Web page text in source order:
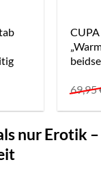
69,95
nur Erotik –